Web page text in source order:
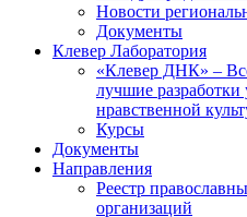
Новости
Документы
Клевер Лаборатория
«Клевер ДНК» –
лучшие разработки
нравственной
Курсы
Документы
Направления
Реестр
организаций